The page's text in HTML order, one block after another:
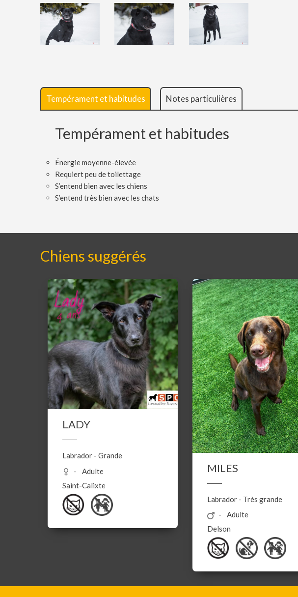
Tempérament et habitudes Notes particulières
Tempérament et habitudes
Énergie moyenne-élevée
Requiert peu de toilettage
S’entend bien avec les chiens
S’entend très bien avec les chats
Chiens suggérés
LADY
Labrador - Grande
Adulte
Saint-Calixte
MILES
Labrador - Très grande
Adulte
Delson